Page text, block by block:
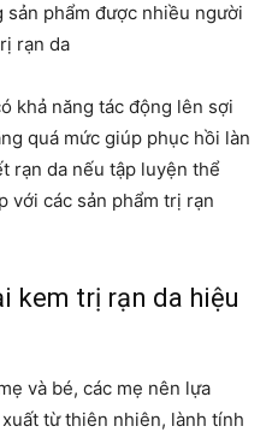
phẩm được nhiều người
rạn da
khả năng tác động lên sợi
quá mức giúp phục hồi làn
rạn da nếu tập luyện thể
với các sản phẩm trị rạn
kem trị rạn da hiệu
và bé, các mẹ nên lựa
từ thiên nhiên, lành tính